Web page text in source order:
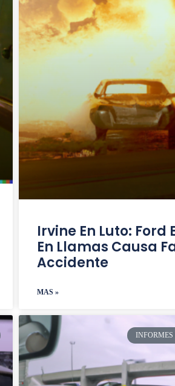
Irvine En Luto: Ford
En Llamas Causa
Accidente
MAS »
INFORMES